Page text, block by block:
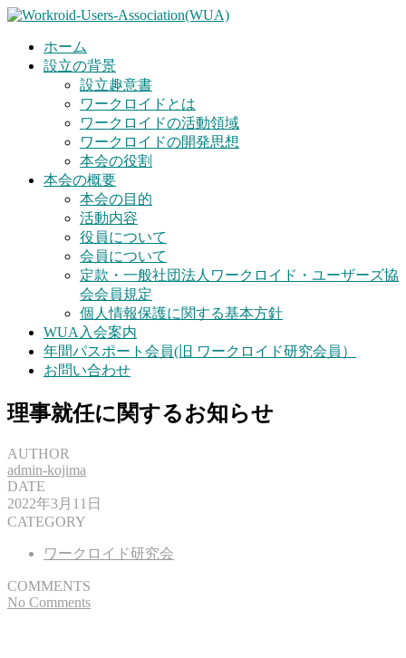
ホーム
設立の背景
設立趣意書
ワークロイドとは
ワークロイドの活動領域
ワークロイドの開発思想
本会の役割
本会の概要
本会の目的
活動内容
役員について
会員について
定款・一般社団法人ワークロイド・ユーザーズ協
会会員規定
個人情報保護に関する基本方針
WUA入会案内
年間パスポート会員(旧 ワークロイド研究会員）
お問い合わせ
理事就任に関するお知らせ
AUTHOR
admin-kojima
DATE
2022年3月11日
CATEGORY
ワークロイド研究会
COMMENTS
No Comments